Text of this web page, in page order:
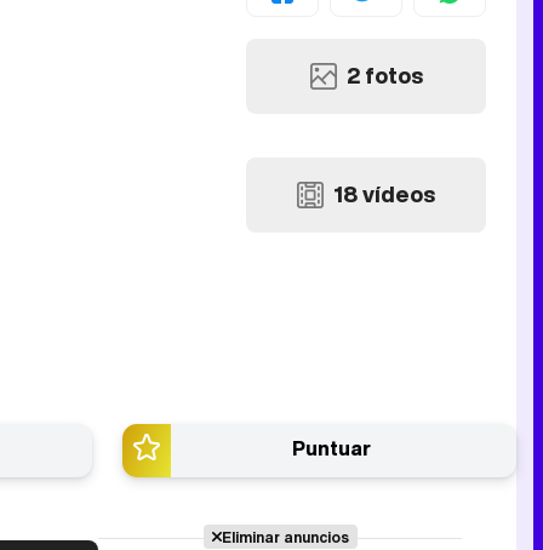
2 fotos
18 vídeos
Puntuar
Eliminar anuncios